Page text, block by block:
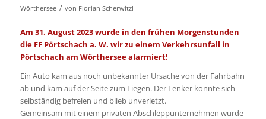
Wörthersee / von Florian Scherwitzl
Am 31. August 2023 wurde in den frühen Morgenstunden
die FF Pörtschach a. W. wir zu einem Verkehrsunfall in
Pörtschach am Wörthersee alarmiert!
Ein Auto kam aus noch unbekannter Ursache von der Fahrbahn
ab und kam auf der Seite zum Liegen. Der Lenker konnte sich
selbständig befreien und blieb unverletzt.
Gemeinsam mit einem privaten Abschleppunternehmen wurde